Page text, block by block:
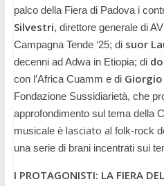
palco della Fiera di Padova i
Silvestri, direttore generale di A
Campagna Tende ‘25; di suor
decenni ad Adwa in Etiopia; di
con l’Africa Cuamm e di
Fondazione Sussidiarietà, che
approfondimento sul tema dellaC
musicale è lasciato al folk-rock
una serie di brani incentrati sui
I PROTAGONISTI: LA FIERA